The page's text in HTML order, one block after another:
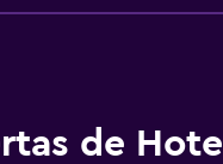
de Hotel